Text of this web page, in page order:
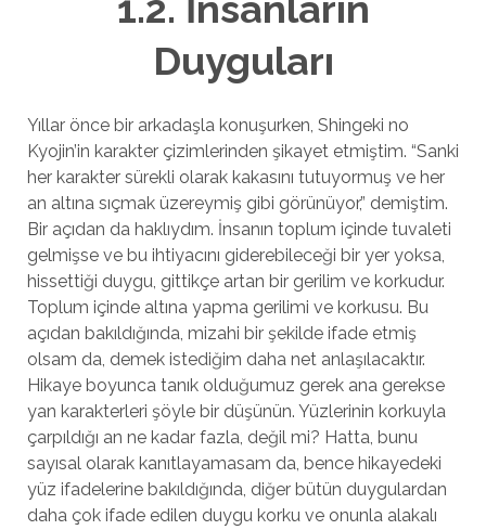
Duyguları
Yıllar önce bir arkadaşla konuşurken, Shingeki no
Kyojin’in karakter çizimlerinden şikayet etmiştim. “Sanki
her karakter sürekli olarak kakasını tutuyormuş ve her
an altına sıçmak üzereymiş gibi görünüyor,” demiştim.
Bir açıdan da haklıydım. İnsanın toplum içinde tuvaleti
gelmişse ve bu ihtiyacını giderebileceği bir yer yoksa,
hissettiği duygu, gittikçe artan bir gerilim ve korkudur.
Toplum içinde altına yapma gerilimi ve korkusu. Bu
açıdan bakıldığında, mizahi bir şekilde ifade etmiş
olsam da, demek istediğim daha net anlaşılacaktır.
Hikaye boyunca tanık olduğumuz gerek ana gerekse
yan karakterleri şöyle bir düşünün. Yüzlerinin korkuyla
çarpıldığı an ne kadar fazla, değil mi? Hatta, bunu
sayısal olarak kanıtlayamasam da, bence hikayedeki
yüz ifadelerine bakıldığında, diğer bütün duygulardan
daha çok ifade edilen duygu korku ve onunla alakalı